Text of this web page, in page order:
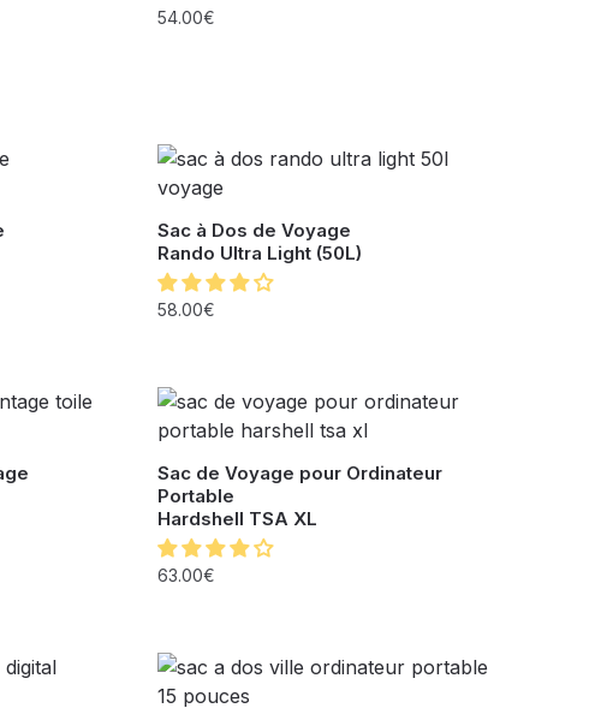
54.00€
Sac à Dos de Voyage
Rando Ultra Light (50L)
58.00€
Sac de Voyage pour Ordinateur
Portable
Hardshell TSA XL
63.00€